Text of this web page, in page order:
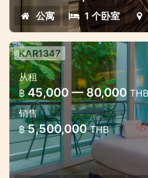
公寓
1 个卧室
現代寬敞的一臥室公
心
現代公寓出售卡隆
KAR1347
从租
฿ 45,000 — 80,000 THB
销售
฿ 5,500,000THB